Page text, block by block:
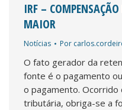
IRF –
MAIOR
Notícias Por
O fato gerador da
fonte é o pagamento
o pagamento.
tributária, obriga-se a